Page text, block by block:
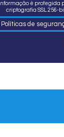
é protegida
criptografia SSL 256-
Políticas de